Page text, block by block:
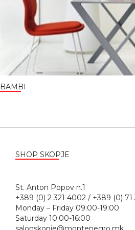
BAMBI
SHOP SKOPJE
St. Anton
+389 (0) 2 321 4002 / +389 (0) 71
Monday – Friday 09:00-19:00
Saturday 10:00-16:00